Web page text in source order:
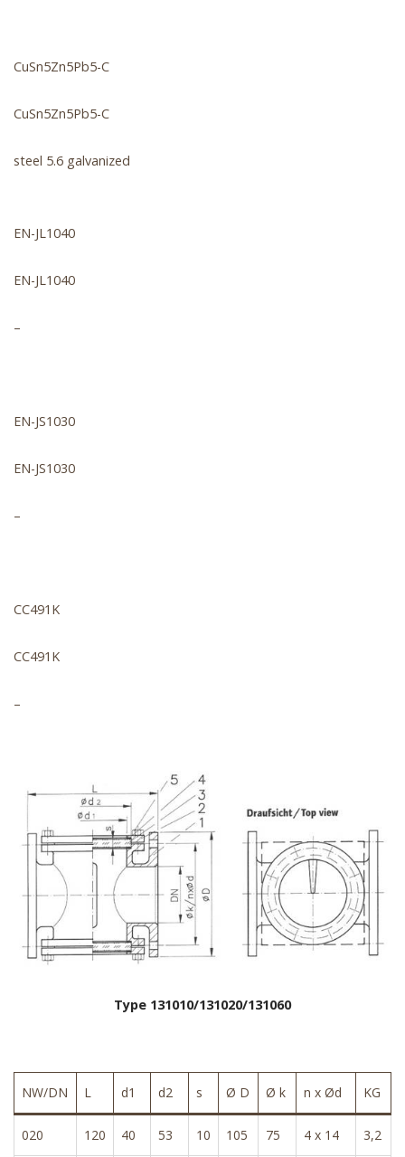
CuSn5Zn5Pb5-C
CuSn5Zn5Pb5-C
steel 5.6 galvanized
EN-JL1040
EN-JL1040
–
EN-JS1030
EN-JS1030
–
CC491K
CC491K
–
Type 131010/131020/131060
NW/DN L d1 d2 s Ø D Ø k n x Ød KG
020 120 40 53 10 105 75 4 x 14 3,2